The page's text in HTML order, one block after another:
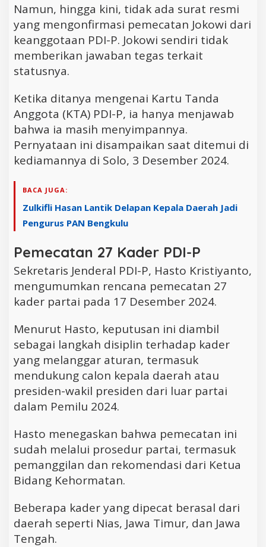
Namun, hingga kini, tidak ada surat resmi
yang mengonfirmasi pemecatan Jokowi dari
keanggotaan PDI-P. Jokowi sendiri tidak
memberikan jawaban tegas terkait
statusnya.
Ketika ditanya mengenai Kartu Tanda
Anggota (KTA) PDI-P, ia hanya menjawab
bahwa ia masih menyimpannya.
Pernyataan ini disampaikan saat ditemui di
kediamannya di Solo, 3 Desember 2024.
BACA JUGA:
Zulkifli Hasan Lantik Delapan Kepala Daerah Jadi
Pengurus PAN Bengkulu
Pemecatan 27 Kader PDI-P
Sekretaris Jenderal PDI-P, Hasto Kristiyanto,
mengumumkan rencana pemecatan 27
kader partai pada 17 Desember 2024.
Menurut Hasto, keputusan ini diambil
sebagai langkah disiplin terhadap kader
yang melanggar aturan, termasuk
mendukung calon kepala daerah atau
presiden-wakil presiden dari luar partai
dalam Pemilu 2024.
Hasto menegaskan bahwa pemecatan ini
sudah melalui prosedur partai, termasuk
pemanggilan dan rekomendasi dari Ketua
Bidang Kehormatan.
Beberapa kader yang dipecat berasal dari
daerah seperti Nias, Jawa Timur, dan Jawa
Tengah.